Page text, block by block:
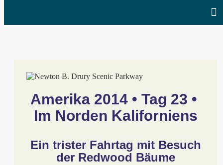
Amerika 2014 • Tag 23 •
Im Norden Kaliforniens
Ein trister Fahrtag mit Besuch
der Redwood Bäume